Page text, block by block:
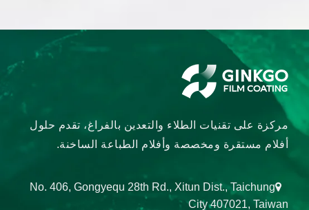
مركزة على تقنيات الطلاء والتعدين بالفراغ، تقدم حلول
أفلام مستقرة ومخصصة وأفلام الطباعة الساخنة.
No. 406, Gongyequ 28th Rd., Xitun Dist., Taichung
City 407021, Taiwan